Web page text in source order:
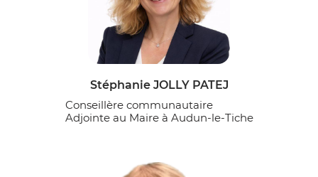
Stéphanie JOLLY PATEJ
Conseillère communautaire
Adjointe au Maire à Audun-le-Tiche